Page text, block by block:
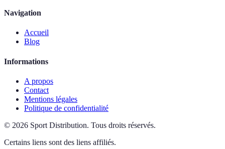
Navigation
Accueil
Blog
Informations
A propos
Contact
Mentions légales
Politique de confidentialité
© 2026 Sport Distribution. Tous droits réservés.
Certains liens sont des liens affiliés.